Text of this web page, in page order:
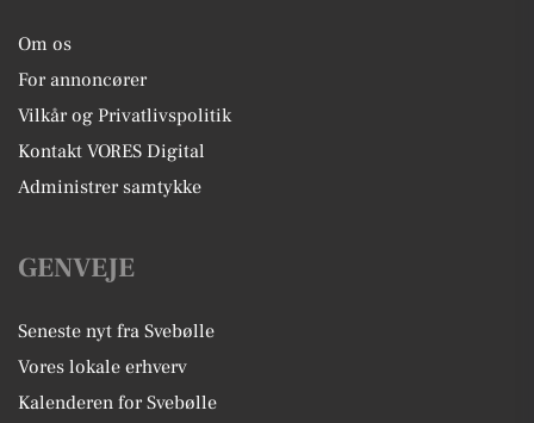
Om os
For annoncører
Vilkår og Privatlivspolitik
Kontakt VORES Digital
Administrer samtykke
GENVEJE
Seneste nyt fra Svebølle
Vores lokale erhverv
Kalenderen for Svebølle